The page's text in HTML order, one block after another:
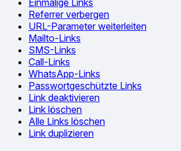
Referrer verbergen
URL-Parameter weiterleiten
Mailto-Links
SMS-Links
Call-Links
WhatsApp-Links
Passwortgeschützte Links
Link deaktivieren
Link löschen
Alle Links löschen
Link duplizieren